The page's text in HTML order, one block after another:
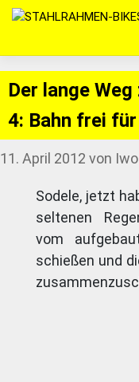
Zum
springen
Der lange
4: Bahn frei
11. April 2012 von Iwo
Sodele, jetzt
seltenen
vom
schießen und